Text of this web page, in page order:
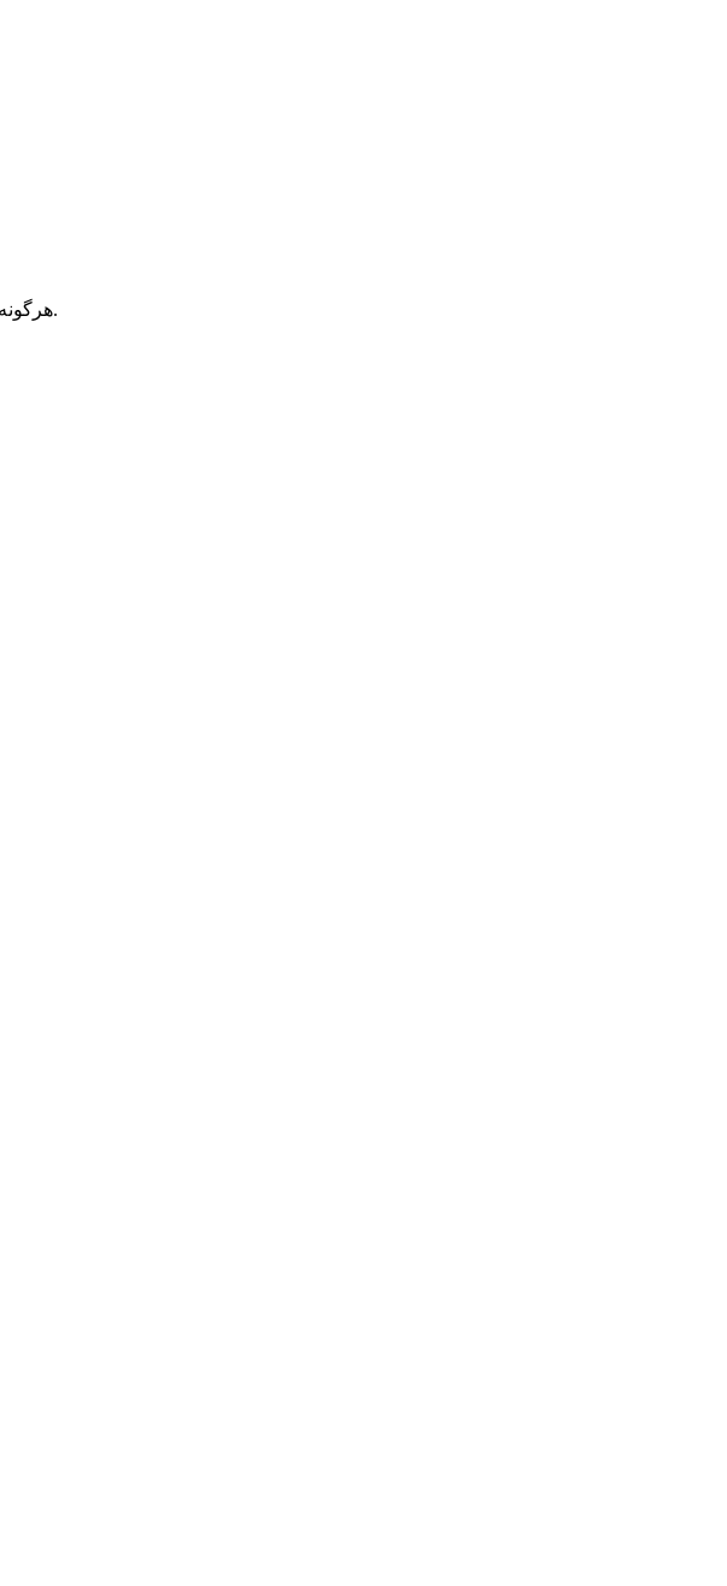
هرگونه کپی برداری بدون مجوز کتبی، مشمول ماده 12 فصل سوم قانون جرائم رایانه ای بوده و پیگرد قانونی خواهد داشت.